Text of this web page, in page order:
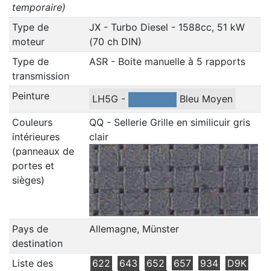
temporaire)
Type de
moteur
JX - Turbo Diesel - 1588cc, 51 kW
(70 ch DIN)
Type de
transmission
ASR - Boite manuelle à 5 rapports
Peinture LH5G -
Bleu Moyen
Couleurs
intérieures
(panneaux de
portes et
sièges)
QQ - Sellerie Grille en similicuir gris
clair
Pays de
destination
Allemagne, Münster
Liste des
622 643 652 657 934
D9K